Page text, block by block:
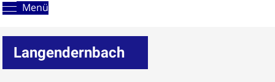
Menü
Langendernbach